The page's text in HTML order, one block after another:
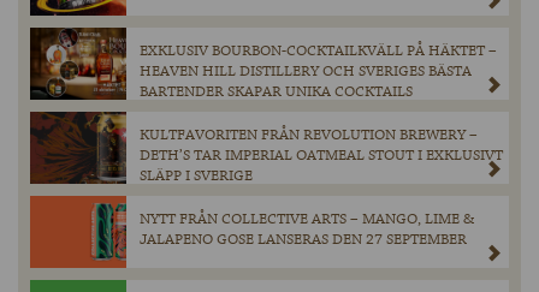
EXKLUSIV BOURBON-COCKTAILKVÄLL PÅ HÄKTET –
HEAVEN HILL DISTILLERY OCH SVERIGES BÄSTA
BARTENDER SKAPAR UNIKA COCKTAILS
KULTFAVORITEN FRÅN REVOLUTION BREWERY –
DETH’S TAR IMPERIAL OATMEAL STOUT I EXKLUSIVT
SLÄPP I SVERIGE
NYTT FRÅN COLLECTIVE ARTS – MANGO, LIME &
JALAPENO GOSE LANSERAS DEN 27 SEPTEMBER